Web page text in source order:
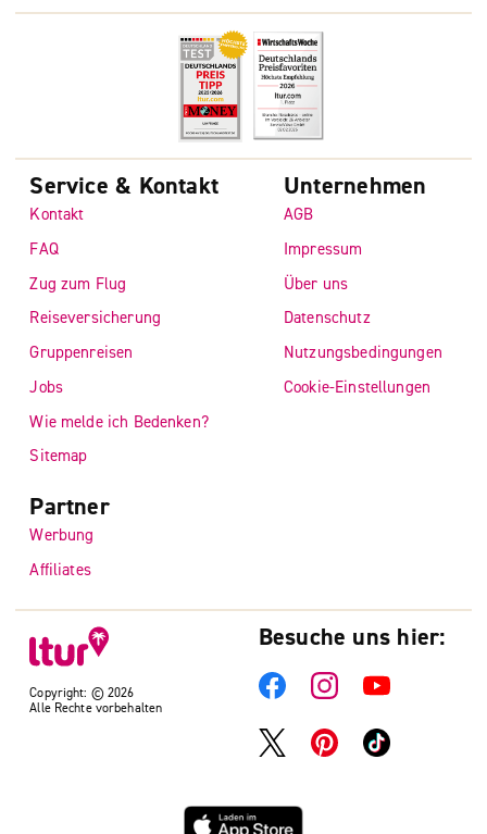
Copyright: © 2026
Alle Rechte vorbehalten
Service & Kontakt
Kontakt
FAQ
Zug zum Flug
Reiseversicherung
Gruppenreisen
Jobs
Wie melde ich Bedenken?
Sitemap
Unternehmen
AGB
Impressum
Über uns
Datenschutz
Nutzungsbedingungen
Cookie-Einstellungen
Partner
Werbung
Affiliates
Besuche uns hier: